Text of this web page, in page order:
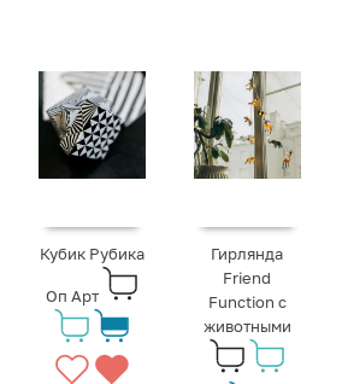
Кубик Рубика
Оп Арт
Гирлянда
Friend
Function с
животными